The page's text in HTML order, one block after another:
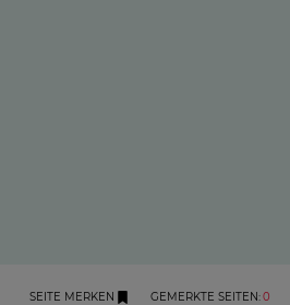
SEITE MERKEN GEMERKTE SEITEN:0